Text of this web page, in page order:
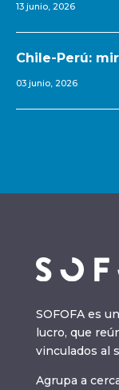
13 junio, 2026
Chile-Perú:
03 junio, 2026
SOFOFA es
lucro, que
vinculados al
Agrupa a